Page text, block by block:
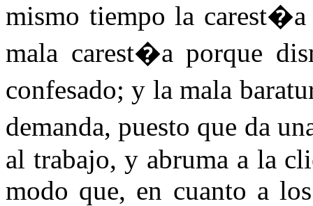
mismo tiempo la
mala carest�a porque
confesado; y la mala
demanda, puesto que da
al trabajo, y abruma a la
modo que, en cuanto a